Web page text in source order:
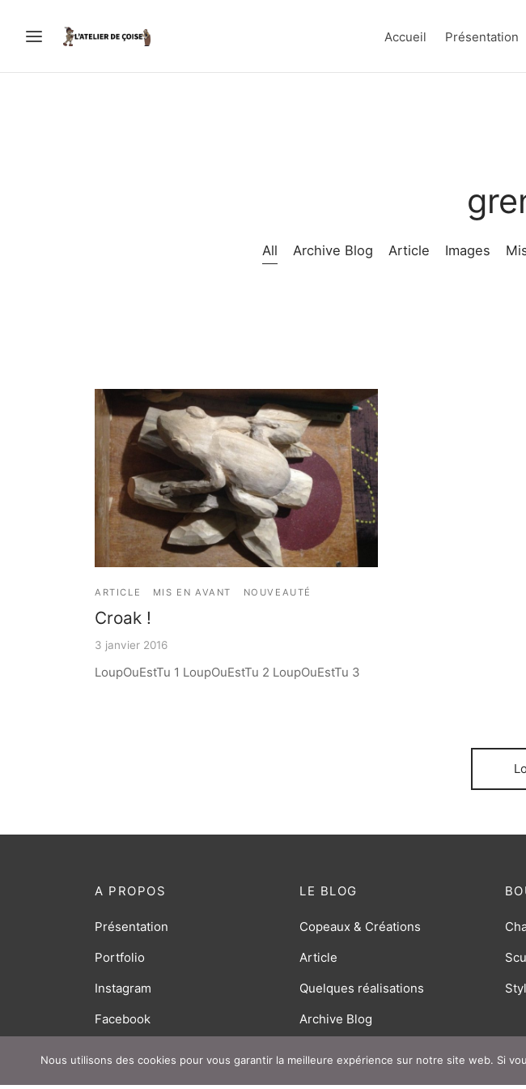
Accueil Présentation
All Archive Blog Article Images
ARTICLE MIS EN AVANT NOUVEAUTÉ
Croak !
3 janvier 2016
LoupOuEstTu 1 LoupOuEstTu 2 LoupOuEstTu 3
LE BLOG
Copeaux & Créations
Article
Quelques réalisations
Archive Blog
A PROPOS
Présentation
Portfolio
Instagram
Facebook
Nous utilisons des cookies pour vous garantir la meilleure expérience sur notre site web. Si